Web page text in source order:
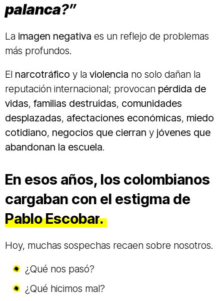
palanca?”
La imagen negativa es un reflejo de problemas
más profundos.
El narcotráfico y la violencia no solo dañan la
reputación internacional; provocan pérdida de
vidas, familias destruidas, comunidades
desplazadas, afectaciones económicas, miedo
cotidiano, negocios que cierran y jóvenes que
abandonan la escuela.
En esos años, los colombianos
cargaban con el estigma de
Pablo Escobar.
Hoy, muchas sospechas recaen sobre nosotros.
¿Qué nos pasó?
¿Qué hicimos mal?